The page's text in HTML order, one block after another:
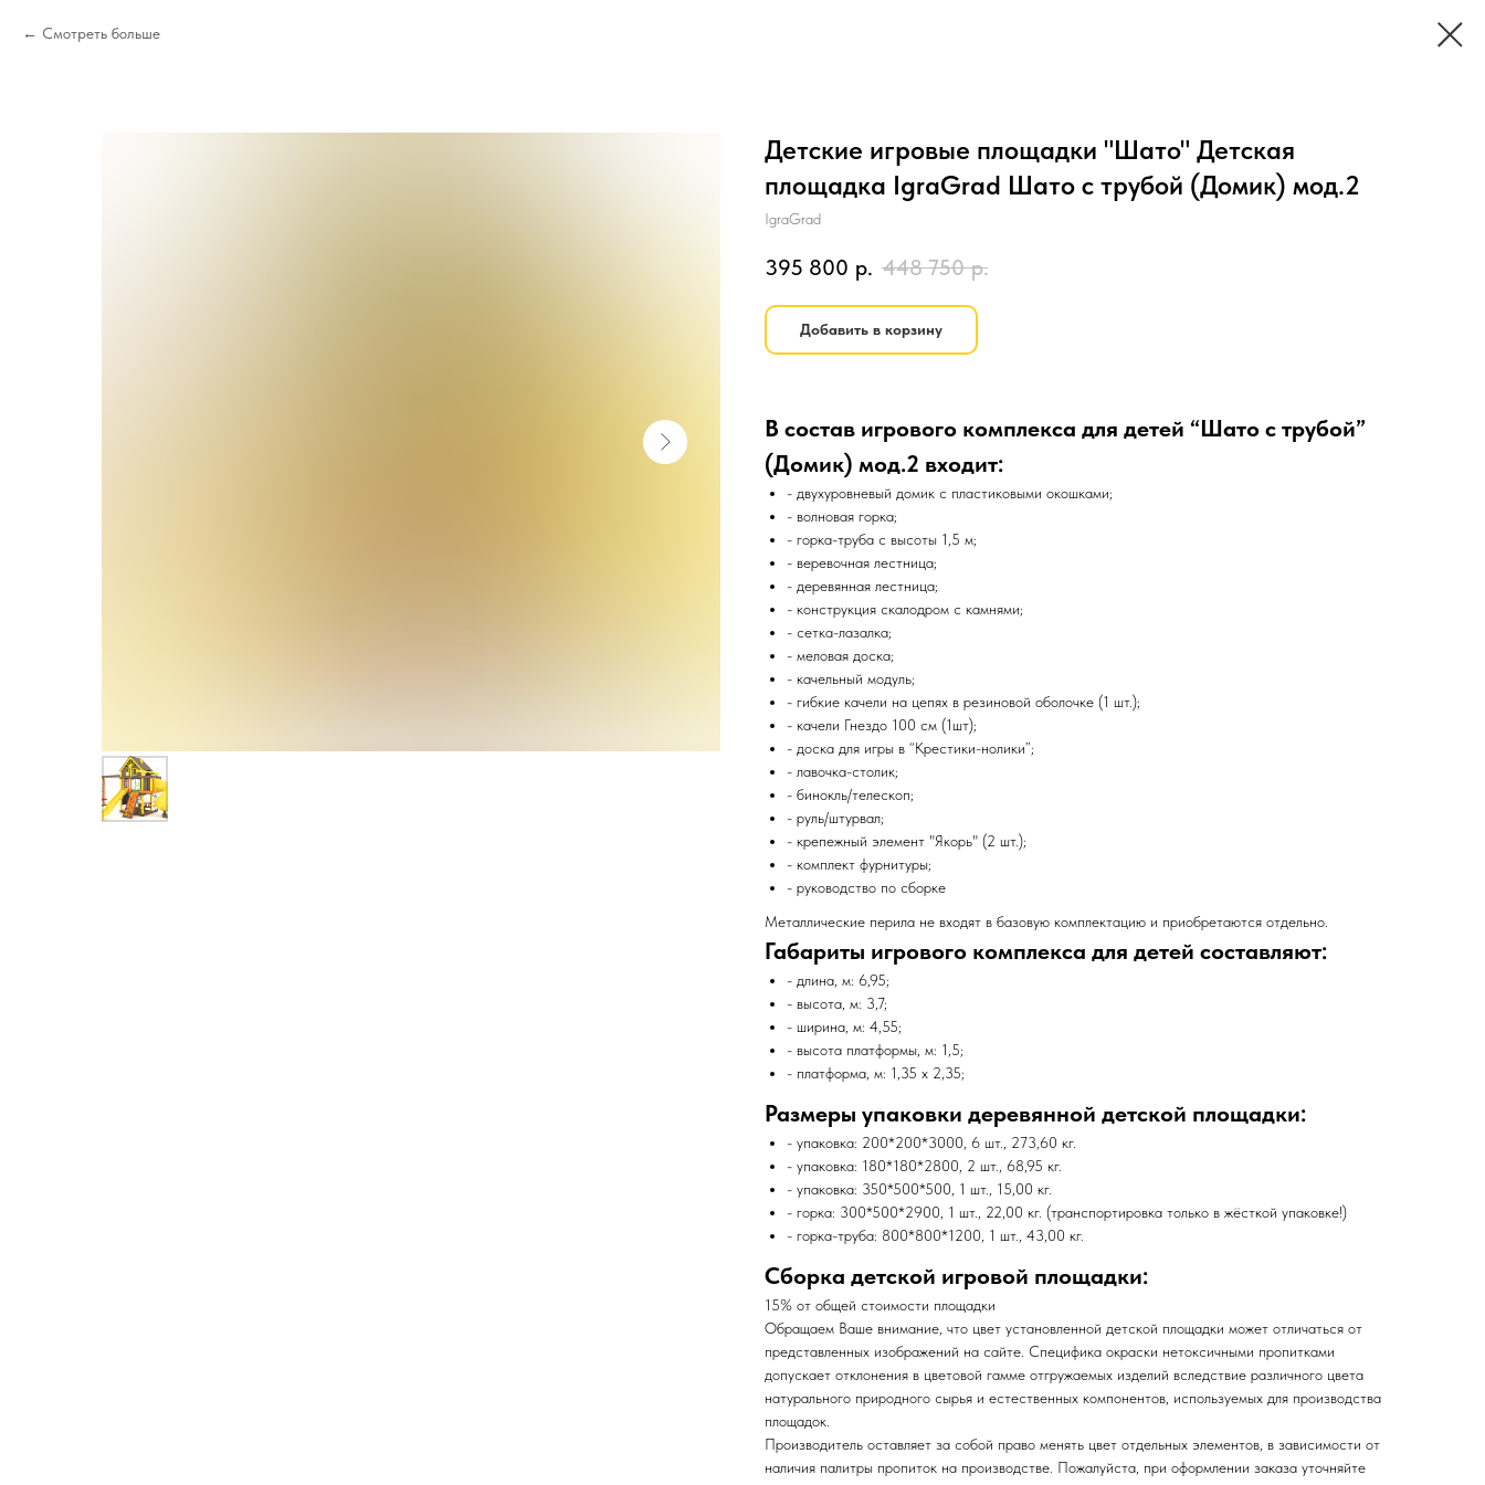
Смотреть больше
Детские игровые площадки "Шато" Детская
площадка IgraGrad Шато с трубой (Домик) мод.2
IgraGrad
395 800 р. 448 750 р.
Добавить в корзину
В состав игрового комплекса для детей “Шато с трубой”
(Домик) мод.2 входит:
- двухуровневый домик с пластиковыми окошками;
- волновая горка;
- горка-труба с высоты 1,5 м;
- веревочная лестница;
- деревянная лестница;
- конструкция скалодром с камнями;
- сетка-лазалка;
- меловая доска;
- качельный модуль;
- гибкие качели на цепях в резиновой оболочке (1 шт.);
- качели Гнездо 100 см (1шт);
- доска для игры в “Крестики-нолики”;
- лавочка-столик;
- бинокль/телескоп;
- руль/штурвал;
- крепежный элемент "Якорь" (2 шт.);
- комплект фурнитуры;
- руководство по сборке
Металлические перила не входят в базовую комплектацию и приобретаются отдельно.
Габариты игрового комплекса для детей составляют:
- длина, м: 6,95;
- высота, м: 3,7;
- ширина, м: 4,55;
- высота платформы, м: 1,5;
- платформа, м: 1,35 х 2,35;
Размеры упаковки деревянной детской площадки:
- упаковка: 200*200*3000, 6 шт., 273,60 кг.
- упаковка: 180*180*2800, 2 шт., 68,95 кг.
- упаковка: 350*500*500, 1 шт., 15,00 кг.
- горка: 300*500*2900, 1 шт., 22,00 кг. (транспортировка только в жёсткой упаковке!)
- горка-труба: 800*800*1200, 1 шт., 43,00 кг.
Сборка детской игровой площадки:
15% от общей стоимости площадки
Обращаем Ваше внимание, что цвет установленной детской площадки может отличаться от
представленных изображений на сайте. Специфика окраски нетоксичными пропитками
допускает отклонения в цветовой гамме отгружаемых изделий вследствие различного цвета
натурального природного сырья и естественных компонентов, используемых для производства
площадок.
Производитель оставляет за собой право менять цвет отдельных элементов, в зависимости от
наличия палитры пропиток на производстве. Пожалуйста, при оформлении заказа уточняйте